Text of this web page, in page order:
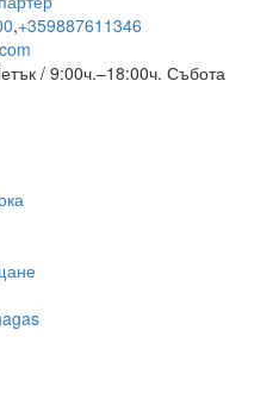
,+359887611346
/ 9:00ч.–18:00ч. Събота